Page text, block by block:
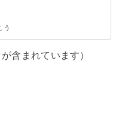
）
3,865円）
4,874 円）
（5,280 円）
う
含まれています）